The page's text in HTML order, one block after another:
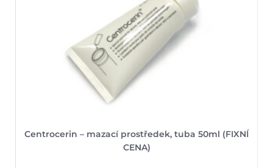
Centrocerin – mazací prostředek, tuba 50ml (FIXNÍ
CENA)